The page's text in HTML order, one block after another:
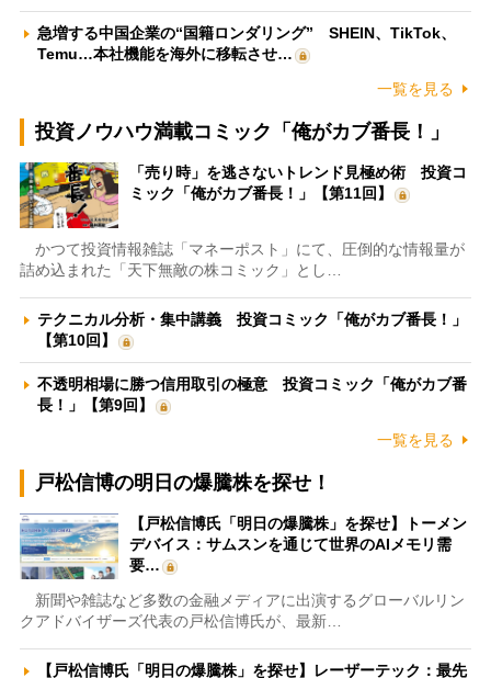
急増する中国企業の“国籍ロンダリング” SHEIN、TikTok、
Temu…本社機能を海外に移転させ…
一覧を見る
投資ノウハウ満載コミック「俺がカブ番長！」
「売り時」を逃さないトレンド見極め術 投資コ
ミック「俺がカブ番長！」【第11回】
かつて投資情報雑誌「マネーポスト」にて、圧倒的な情報量が
詰め込まれた「天下無敵の株コミック」とし…
テクニカル分析・集中講義 投資コミック「俺がカブ番長！」
【第10回】
不透明相場に勝つ信用取引の極意 投資コミック「俺がカブ番
長！」【第9回】
一覧を見る
戸松信博の明日の爆騰株を探せ！
【戸松信博氏「明日の爆騰株」を探せ】トーメン
デバイス：サムスンを通じて世界のAIメモリ需
要…
新聞や雑誌など多数の金融メディアに出演するグローバルリン
クアドバイザーズ代表の戸松信博氏が、最新…
【戸松信博氏「明日の爆騰株」を探せ】レーザーテック：最先